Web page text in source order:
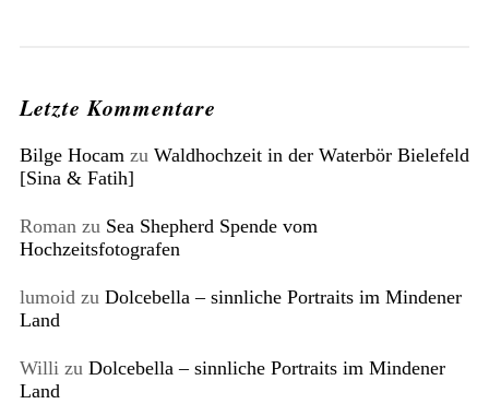
Letzte Kommentare
Bilge Hocamzu Waldhochzeit in der Waterbör Bielefeld
[Sina & Fatih]
Romanzu Sea Shepherd Spende vom
Hochzeitsfotografen
lumoidzu Dolcebella – sinnliche Portraits im Mindener
Land
Willizu Dolcebella – sinnliche Portraits im Mindener
Land